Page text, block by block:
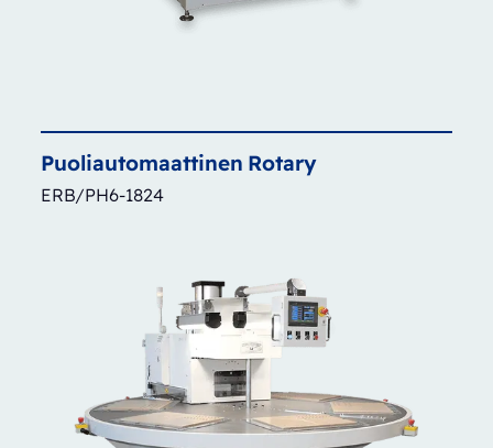
Puoliautomaattinen Rotary
ERB/PH6-1824